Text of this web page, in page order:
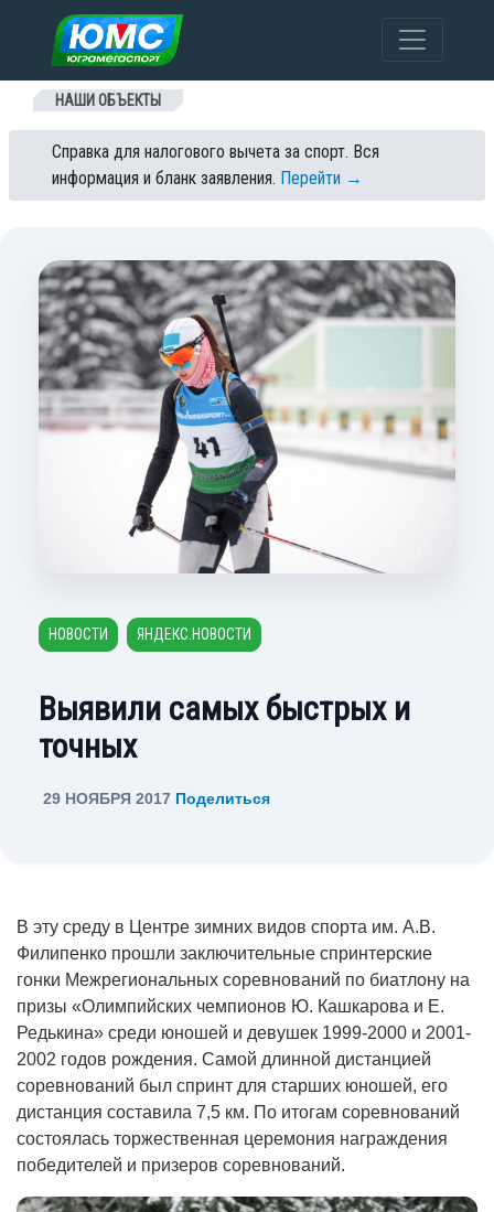
Перейти к содержанию
НАШИ ОБЪЕКТЫ
Справка для налогового вычета за спорт. Вся
информация и бланк заявления. Перейти →
НОВОСТИ ЯНДЕКС.НОВОСТИ
Выявили самых быстрых и
точных
29 НОЯБРЯ 2017 Поделиться
В эту среду в Центре зимних видов спорта им. А.В.
Филипенко прошли заключительные спринтерские
гонки Межрегиональных соревнований по биатлону на
призы «Олимпийских чемпионов Ю. Кашкарова и Е.
Редькина» среди юношей и девушек 1999-2000 и 2001-
2002 годов рождения. Самой длинной дистанцией
соревнований был спринт для старших юношей, его
дистанция составила 7,5 км. По итогам соревнований
состоялась торжественная церемония награждения
победителей и призеров соревнований.